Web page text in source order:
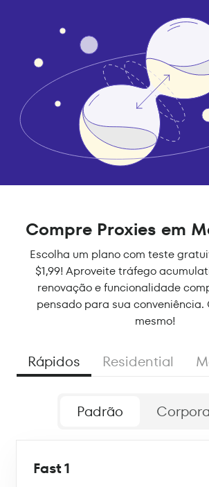
Compre Proxies em
Escolha um plano com teste
$1,99! Aproveite tráfego
renovação e funcionalidade
pensado para sua conveniência.
mesmo!
Rápidos Residential
Padrão
Fast 1